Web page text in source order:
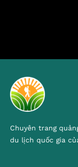
Chuyên trang
du lịch quốc gia